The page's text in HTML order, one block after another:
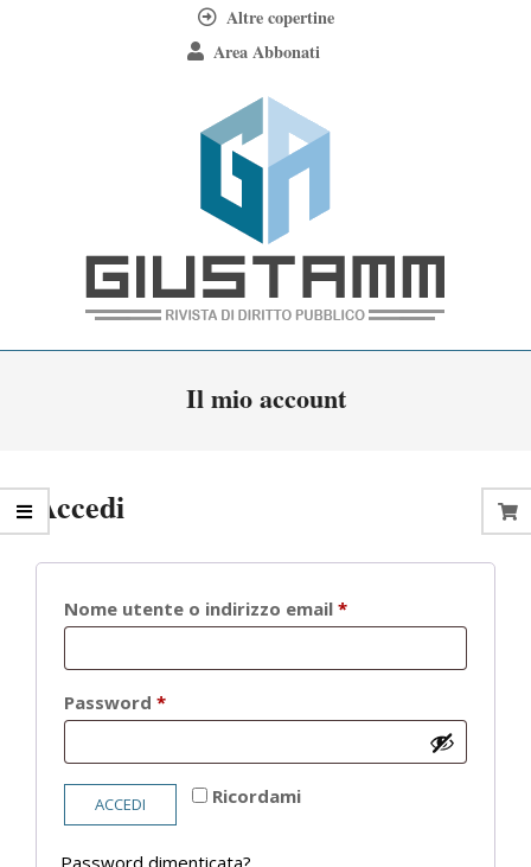
Altre copertine
Area Abbonati
Giustamm
Il mio account
Accedi
Nome utente o indirizzo email *Richiesto
Password *Richiesto
Ricordami
ACCEDI
Password dimenticata?